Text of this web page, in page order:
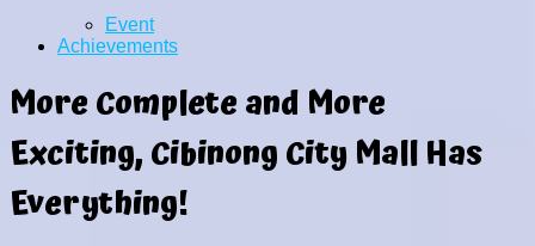
Event
Achievements
More Complete and More
Exciting, Cibinong City Mall Has
Everything!